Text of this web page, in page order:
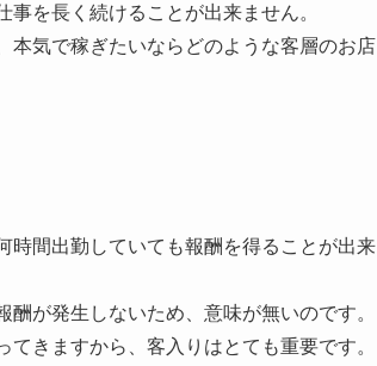
を長く続けることが出来ません。
本気で稼ぎたいならどのような客層のお店
時間出勤していても報酬を得ることが出来
が発生しないため、意味が無いのです。
きますから、客入りはとても重要です。